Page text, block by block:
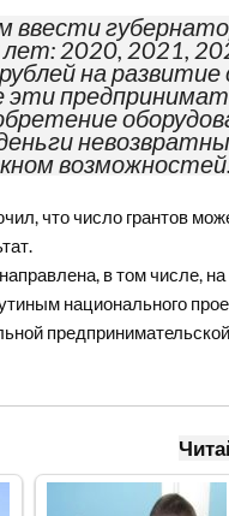
ввести
2020, 2021,
на
что число грантов
в том числе,
национального